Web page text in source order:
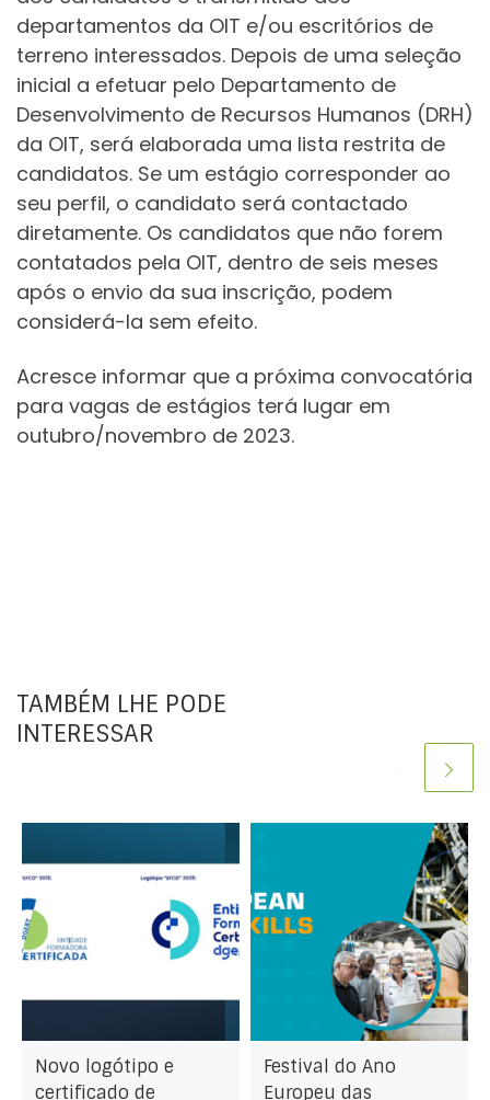
departamentos da OIT e/ou escritórios de
terreno interessados. Depois de uma seleção
inicial a efetuar pelo Departamento de
Desenvolvimento de Recursos Humanos (DRH)
da OIT, será elaborada uma lista restrita de
candidatos. Se um estágio corresponder ao
seu perfil, o candidato será contactado
diretamente. Os candidatos que não forem
contatados pela OIT, dentro de seis meses
após o envio da sua inscrição, podem
considerá-la sem efeito.
Acresce informar que a próxima convocatória
para vagas de estágios terá lugar em
outubro/novembro de 2023.
TAMBÉM LHE PODE
INTERESSAR
Novo logótipo e
certificado de
Festival do Ano
Europeu das